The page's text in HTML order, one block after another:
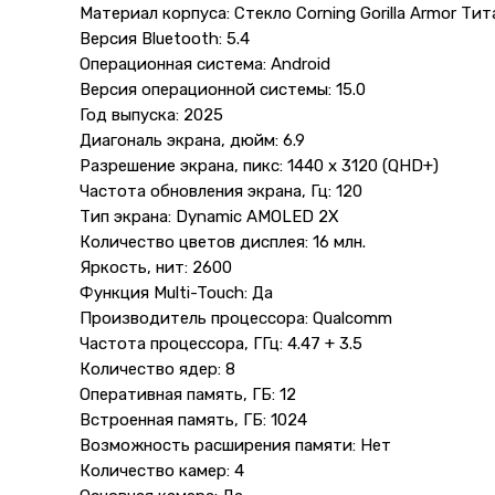
Материал корпуса: Cтекло Corning Gorilla Armor
Версия Bluetooth: 5.4
Операционная система: Android
Версия операционной системы: 15.0
Год выпуска: 2025
Диагональ экрана, дюйм: 6.9
Разрешение экрана, пикс: 1440 x 3120 (QHD+)
Частота обновления экрана, Гц: 120
Тип экрана: Dynamic AMOLED 2X
Количество цветов дисплея: 16 млн.
Яркость, нит: 2600
Функция Multi-Touch: Да
Производитель процессора: Qualcomm
Частота процессора, ГГц: 4.47 + 3.5
Количество ядер: 8
Оперативная память, ГБ: 12
Встроенная память, ГБ: 1024
Возможность расширения памяти: Нет
Количество камер: 4